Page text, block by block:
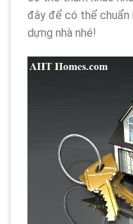
đây để có thể chuẩn
dựng nhà nhé!